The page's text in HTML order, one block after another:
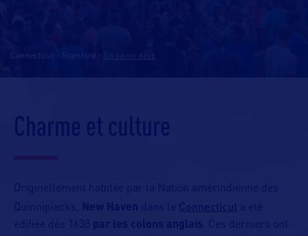
Connecticut - Stamford
Charme et culture
Originellement habitée par la Nation amérindienne des
Connecticut a été
édifiée dès 1638
par les colons anglais . Ces derniers ont